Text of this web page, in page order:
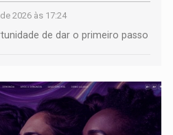
2026 às 17:24
de dar o primeiro passo